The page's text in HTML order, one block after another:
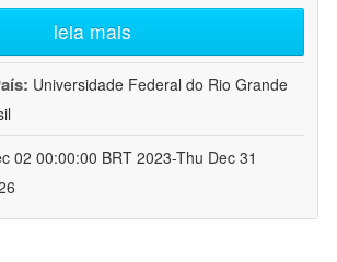
leia mais
Universidade Federal do Rio Grande
02 00:00:00 BRT 2023-Thu Dec 31